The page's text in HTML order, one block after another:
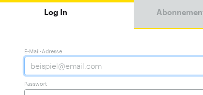
Log In
E-Mail-Adresse
Passwort